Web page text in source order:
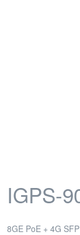
IGPS-
8GE PoE + 4G